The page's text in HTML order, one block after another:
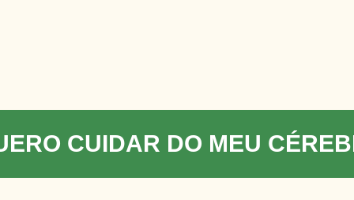
CUIDAR DO MEU